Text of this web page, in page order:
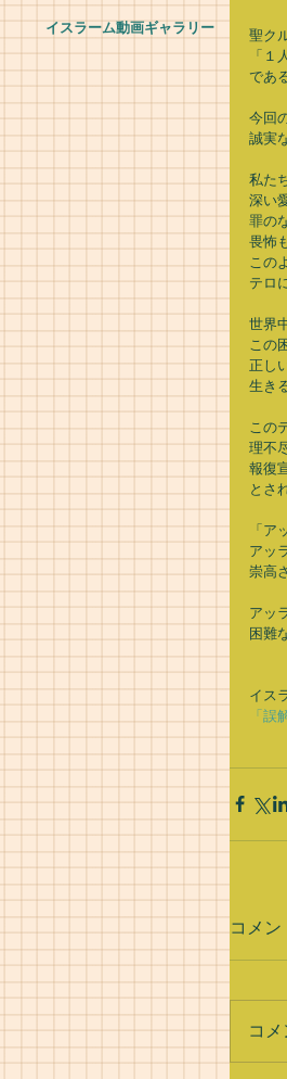
イスラーム動画ギャラリー
聖ク
「
であ
今回
誠実
私た
深い
罪の
畏怖
この
テロ
世界
この
正し
生き
この
理不
報復
とさ
「ア
アッ
崇高
アッ
困難
イス
「誤
コメン
コ